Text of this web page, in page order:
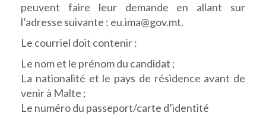
peuvent faire leur demande en allant sur
l’adresse suivante : eu.ima@gov.mt.
Le courriel doit contenir :
Le nom et le prénom du candidat ;
La nationalité et le pays de résidence avant de
venir à Malte ;
Le numéro du passeport/carte d’identité